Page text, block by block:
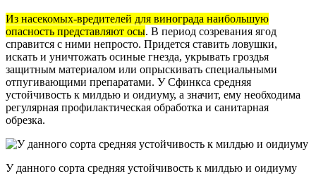
Из насекомых-вредителей для винограда наибольшую
опасность представляют осы. В период созревания ягод
справится с ними непросто. Придется ставить ловушки,
искать и уничтожать осиные гнезда, укрывать гроздья
защитным материалом или опрыскивать специальными
отпугивающими препаратами. У Сфинкса средняя
устойчивость к милдью и оидиуму, а значит, ему необходима
регулярная профилактическая обработка и санитарная
обрезка.
У данного сорта средняя устойчивость к милдью и оидиуму